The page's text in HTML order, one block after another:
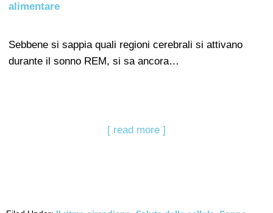
alimentare
Sebbene si sappia quali regioni cerebrali si attivano
durante il sonno REM, si sa ancora…
[ read more ]